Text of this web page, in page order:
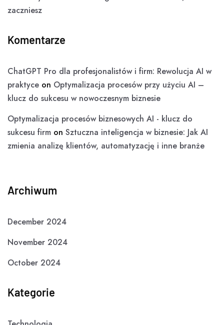
zaczniesz
Komentarze
ChatGPT Pro dla profesjonalistów i firm: Rewolucja AI w
praktyce on Optymalizacja procesów przy użyciu AI –
klucz do sukcesu w nowoczesnym biznesie
Optymalizacja procesów biznesowych AI - klucz do
sukcesu firm on Sztuczna inteligencja w biznesie: Jak AI
zmienia analizę klientów, automatyzację i inne branże
Archiwum
December 2024
November 2024
October 2024
Kategorie